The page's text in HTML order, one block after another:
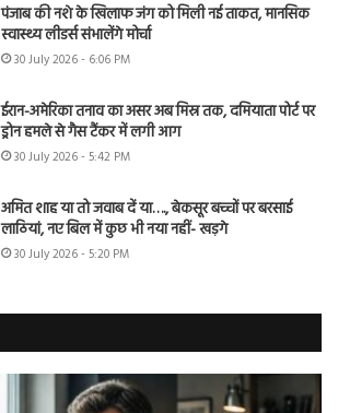
पंजाब की नशे के खिलाफ जंग को मिली नई ताकत, मानसिक
स्वास्थ्य लीडर्स संभालेंगे मोर्चा
30 July 2026 - 6:06 PM
ईरान-अमेरिका तनाव का असर अब मिस्र तक, दमियाता पोर्ट पर
ड्रोन हमले से गैस टैंकर में लगी आग
30 July 2026 - 5:42 PM
अमित शाह या तो जवाब दें या…., बेकसूर बच्चों पर बरसाई
लाठियां, नए बिल में कुछ भी नया नहीं- खड़गे
30 July 2026 - 5:20 PM